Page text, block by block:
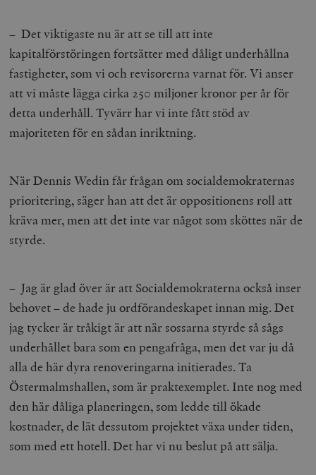
– Det viktigaste nu är att se till att inte
kapitalförstöringen fortsätter med dåligt underhållna
fastigheter, som vi och revisorerna varnat för. Vi anser
att vi måste lägga cirka 250 miljoner kronor per år för
detta underhåll. Tyvärr har vi inte fått stöd av
majoriteten för en sådan inriktning.
När Dennis Wedin får frågan om socialdemokraternas
prioritering, säger han att det är oppositionens roll att
kräva mer, men att det inte var något som sköttes när de
styrde.
– Jag är glad över är att Socialdemokraterna också inser
behovet – de hade ju ordförandeskapet innan mig. Det
jag tycker är tråkigt är att när sossarna styrde så sågs
underhållet bara som en pengafråga, men det var ju då
alla de här dyra renoveringarna initierades. Ta
Östermalmshallen, som är praktexemplet. Inte nog med
den här dåliga planeringen, som ledde till ökade
kostnader, de lät dessutom projektet växa under tiden,
som med ett hotell. Det har vi nu beslut på att sälja.